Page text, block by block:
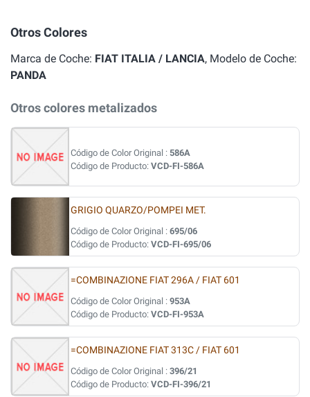
Otros Colores
Marca de Coche: FIAT ITALIA / LANCIA, Modelo de Coche:
PANDA
Otros colores metalizados
Código de Color Original : 586A
Código de Producto: VCD-FI-586A
GRIGIO QUARZO/POMPEI MET.
Código de Color Original : 695/06
Código de Producto: VCD-FI-695/06
=COMBINAZIONE FIAT 296A / FIAT 601
Código de Color Original : 953A
Código de Producto: VCD-FI-953A
=COMBINAZIONE FIAT 313C / FIAT 601
Código de Color Original : 396/21
Código de Producto: VCD-FI-396/21